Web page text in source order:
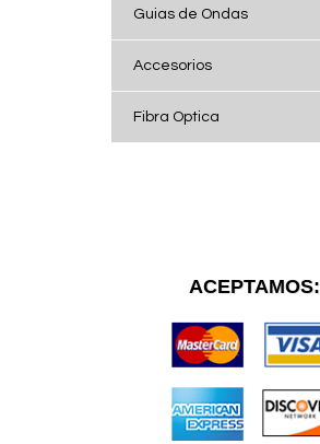
Guias de Ondas
Accesorios
Fibra Optica
ACEPTAMOS: